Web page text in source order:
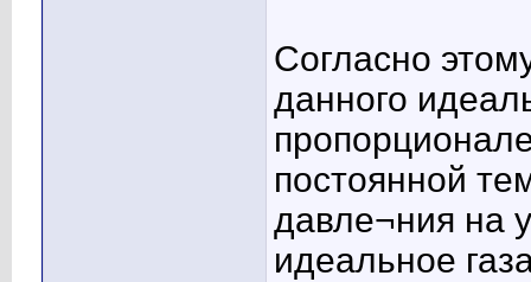
Согласно
данного
постоянной
давле¬ния на
идеальное